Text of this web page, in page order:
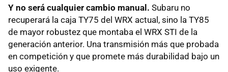
Y no será cualquier cambio manual. Subaru no
recuperará la caja TY75 del WRX actual, sino la TY85
de mayor robustez que montaba el WRX STI de la
generación anterior. Una transmisión más que probada
en competición y que promete más durabilidad bajo un
uso exigente.